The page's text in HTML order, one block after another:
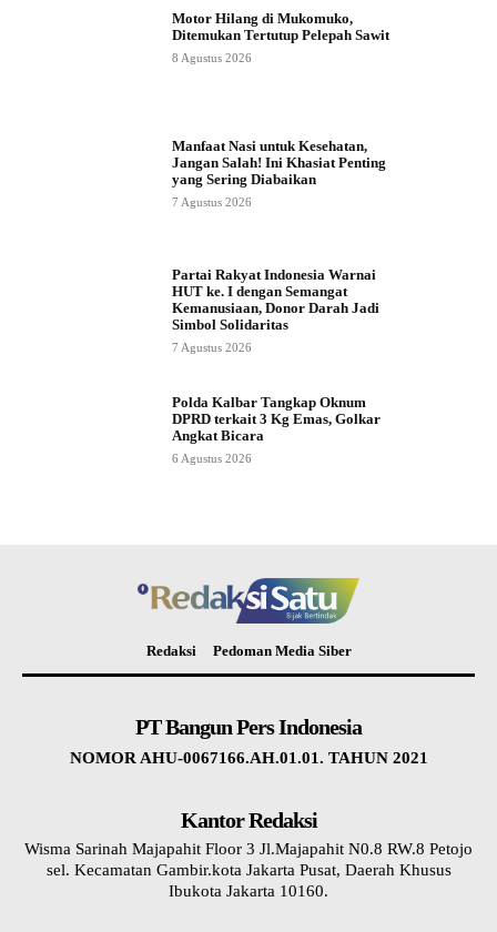
Motor Hilang di Mukomuko,
Ditemukan Tertutup Pelepah Sawit
8 Agustus 2026
Manfaat Nasi untuk Kesehatan,
Jangan Salah! Ini Khasiat Penting
yang Sering Diabaikan
7 Agustus 2026
Partai Rakyat Indonesia Warnai
HUT ke. I dengan Semangat
Kemanusiaan, Donor Darah Jadi
Simbol Solidaritas
7 Agustus 2026
Polda Kalbar Tangkap Oknum
DPRD terkait 3 Kg Emas, Golkar
Angkat Bicara
6 Agustus 2026
Redaksi Pedoman Media Siber
PT Bangun Pers Indonesia
NOMOR AHU-0067166.AH.01.01. TAHUN 2021
Kantor Redaksi
Wisma Sarinah Majapahit Floor 3 Jl.Majapahit N0.8 RW.8 Petojo
sel. Kecamatan Gambir.kota Jakarta Pusat, Daerah Khusus
Ibukota Jakarta 10160.